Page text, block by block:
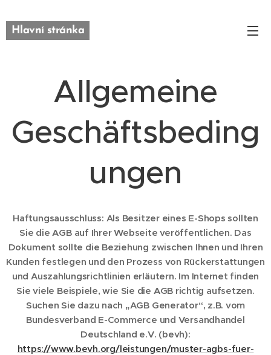
Hlavní stránka
Allgemeine
Geschäftsbeding
ungen
Haftungsausschluss: Als Besitzer eines E-Shops sollten
Sie die AGB auf Ihrer Webseite veröffentlichen. Das
Dokument sollte die Beziehung zwischen Ihnen und Ihren
Kunden festlegen und den Prozess von Rückerstattungen
und Auszahlungsrichtlinien erläutern. Im Internet finden
Sie viele Beispiele, wie Sie die AGB richtig aufsetzen.
Suchen Sie dazu nach „AGB Generator“, z.B. vom
Bundesverband E-Commerce und Versandhandel
Deutschland e.V. (bevh):
https://www.bevh.org/leistungen/muster-agbs-fuer-